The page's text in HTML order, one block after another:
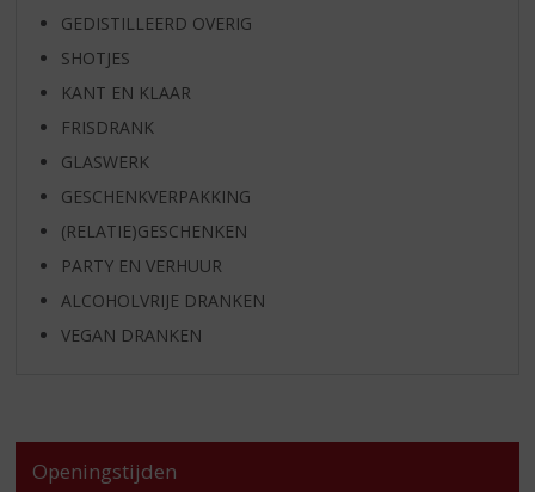
GEDISTILLEERD OVERIG
SHOTJES
KANT EN KLAAR
FRISDRANK
GLASWERK
GESCHENKVERPAKKING
(RELATIE)GESCHENKEN
PARTY EN VERHUUR
ALCOHOLVRIJE DRANKEN
VEGAN DRANKEN
Openingstijden